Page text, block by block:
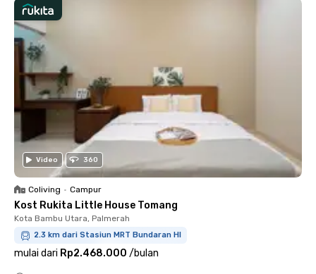
Video 360
Coliving • Campur
Kost Rukita Little House Tomang
Kota Bambu Utara, Palmerah
2.3 km dari Stasiun MRT Bundaran HI
mulai dari Rp2.468.000 /bulan